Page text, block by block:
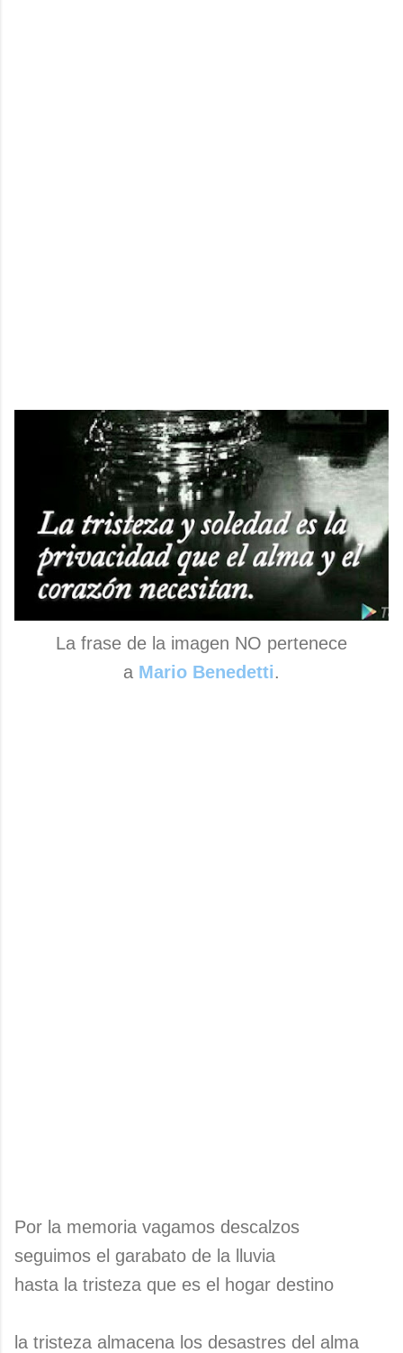
La frase de la imagen NO pertenece
a Mario Benedetti.
Por la memoria vagamos descalzos
seguimos el garabato de la lluvia
hasta la tristeza que es el hogar destino
la tristeza almacena los desastres del alma